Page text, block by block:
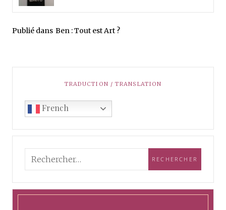
Publié dans Ben : Tout est Art ?
TRADUCTION / TRANSLATION
French